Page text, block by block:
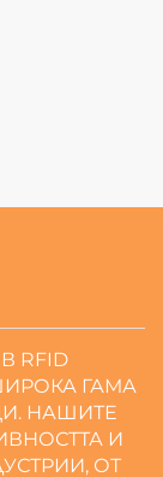
RFID
ГАМА
НАШИТЕ
И
ОТ